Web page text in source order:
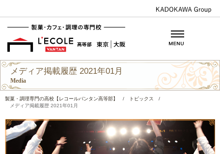
メディア掲載履歴 2021年01月
Media
製菓・調理専門の高校【レコールバンタン高等部】 / トピックス
/
メディア掲載履歴 2021年01月